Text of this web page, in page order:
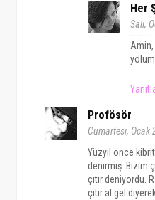
Her
Salı,
Amin,
Profösör
Cumartesi, Ocak
Yüzyıl önce
denirmiş. Bizim
çıtır deniyordu.
çıtır al gel